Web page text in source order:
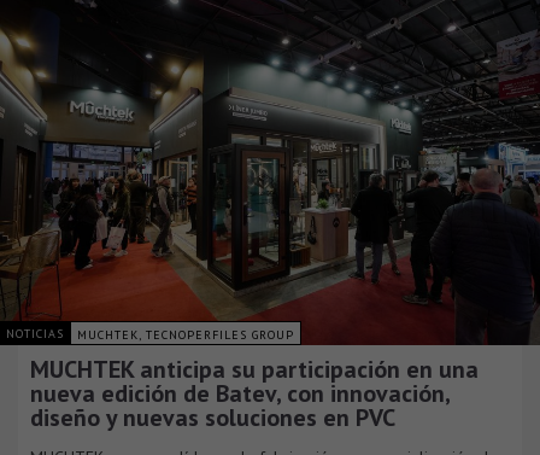
NOTICIAS MUCHTEK, TECNOPERFILES GROUP
MUCHTEK anticipa su participación en una
nueva edición de Batev, con innovación,
diseño y nuevas soluciones en PVC